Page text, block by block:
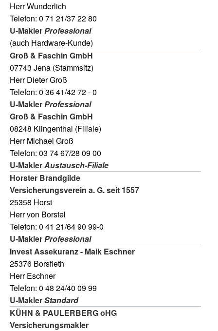
Herr Wunderlich
Telefon: 0 71 21/37 22 80
U-MaklerProfessional
(auch Hardware-Kunde)
Groß & Faschin GmbH
07743 Jena (Stammsitz)
Herr Dieter Groß
Telefon: 0 36 41/42 72 - 0
U-MaklerProfessional
Groß & Faschin GmbH
08248 Klingenthal (Filiale)
Herr Michael Groß
Telefon: 03 74 67/28 09 00
U-MaklerAustausch-Filiale
Horster Brandgilde
Versicherungsverein a. G. seit 1557
25358 Horst
Herr von Borstel
Telefon: 0 41 21/64 90 99-0
U-MaklerProfessional
Invest Assekuranz - Maik Eschner
25376 Borsfleth
Herr Eschner
Telefon: 0 48 24/40 09 99
U-MaklerStandard
KÜHN & PAULERBERG oHG
Versicherungsmakler